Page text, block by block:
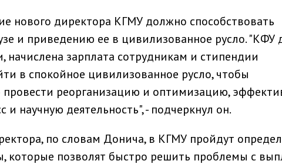
нового директора КГМУ должно способствовать
и приведению ее в цивилизованное русло. "КФУ
начислена зарплата сотрудникам и стипендии
в спокойное цивилизованное русло, чтобы
провести реорганизацию и оптимизацию,
научную деятельность", - подчеркнул он.
по словам Донича, в КГМУ пройдут
которые позволят быстро решить проблемы с